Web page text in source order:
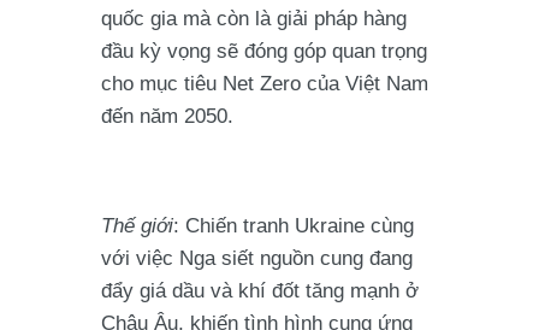
quốc gia mà còn là giải pháp hàng
đầu kỳ vọng sẽ đóng góp quan trọng
cho mục tiêu Net Zero của Việt Nam
đến năm 2050.
Thế giới: Chiến tranh Ukraine cùng
với việc Nga siết nguồn cung đang
đẩy giá dầu và khí đốt tăng mạnh ở
Châu Âu, khiến tình hình cung ứng